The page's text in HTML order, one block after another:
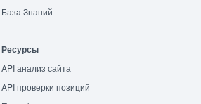
База Знаний
Ресурсы
API анализ сайта
API проверки позиций